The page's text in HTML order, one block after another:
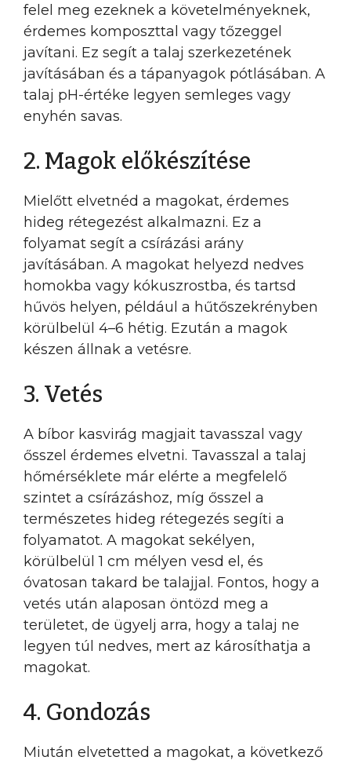
felel meg ezeknek a követelményeknek,
érdemes komposzttal vagy tőzeggel
javítani. Ez segít a talaj szerkezetének
javításában és a tápanyagok pótlásában. A
talaj pH-értéke legyen semleges vagy
enyhén savas.
2. Magok előkészítése
Mielőtt elvetnéd a magokat, érdemes
hideg rétegezést alkalmazni. Ez a
folyamat segít a csírázási arány
javításában. A magokat helyezd nedves
homokba vagy kókuszrostba, és tartsd
hűvös helyen, például a hűtőszekrényben
körülbelül 4–6 hétig. Ezután a magok
készen állnak a vetésre.
3. Vetés
A bíbor kasvirág magjait tavasszal vagy
ősszel érdemes elvetni. Tavasszal a talaj
hőmérséklete már elérte a megfelelő
szintet a csírázáshoz, míg ősszel a
természetes hideg rétegezés segíti a
folyamatot. A magokat sekélyen,
körülbelül 1 cm mélyen vesd el, és
óvatosan takard be talajjal. Fontos, hogy a
vetés után alaposan öntözd meg a
területet, de ügyelj arra, hogy a talaj ne
legyen túl nedves, mert az károsíthatja a
magokat.
4. Gondozás
Miután elvetetted a magokat, a következő